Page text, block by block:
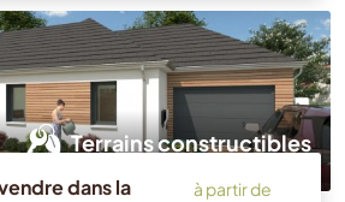
Terrains constructibles
dans la
à partir de